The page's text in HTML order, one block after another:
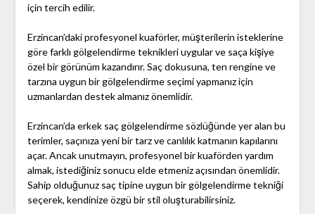
için tercih edilir.
Erzincan’daki profesyonel kuaförler, müşterilerin isteklerine
göre farklı gölgelendirme teknikleri uygular ve saça kişiye
özel bir görünüm kazandırır. Saç dokusuna, ten rengine ve
tarzına uygun bir gölgelendirme seçimi yapmanız için
uzmanlardan destek almanız önemlidir.
Erzincan’da erkek saç gölgelendirme sözlüğünde yer alan bu
terimler, saçınıza yeni bir tarz ve canlılık katmanın kapılarını
açar. Ancak unutmayın, profesyonel bir kuaförden yardım
almak, istediğiniz sonucu elde etmeniz açısından önemlidir.
Sahip olduğunuz saç tipine uygun bir gölgelendirme tekniği
seçerek, kendinize özgü bir stil oluşturabilirsiniz.